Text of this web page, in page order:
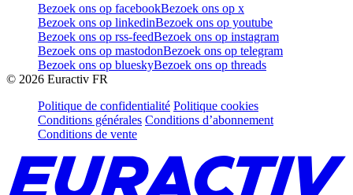
Bezoek ons op facebookBezoek ons op x
Bezoek ons op linkedinBezoek ons op youtube
Bezoek ons op rss-feedBezoek ons op instagram
Bezoek ons op mastodonBezoek ons op telegram
Bezoek ons op blueskyBezoek ons op threads
© 2026 Euractiv FR
Politique de confidentialité Politique cookies
Conditions générales Conditions d’abonnement
Conditions de vente